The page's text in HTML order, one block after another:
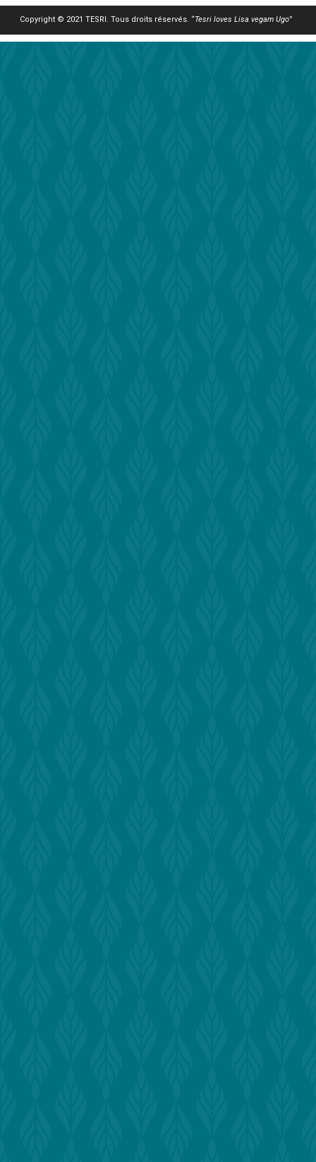
Copyright © 2021 TESRI. Tous droits réservés. “Tesri loves Lisa vegam Ugo”